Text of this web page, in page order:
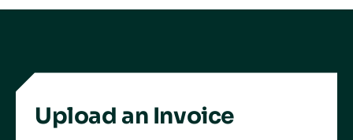
Upload an Invoice